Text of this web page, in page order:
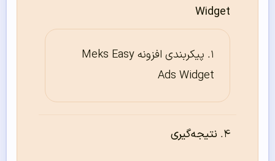
Widget
پیکربندی افزونه Meks Easy
Ads Widget
نتیجه‌گیری